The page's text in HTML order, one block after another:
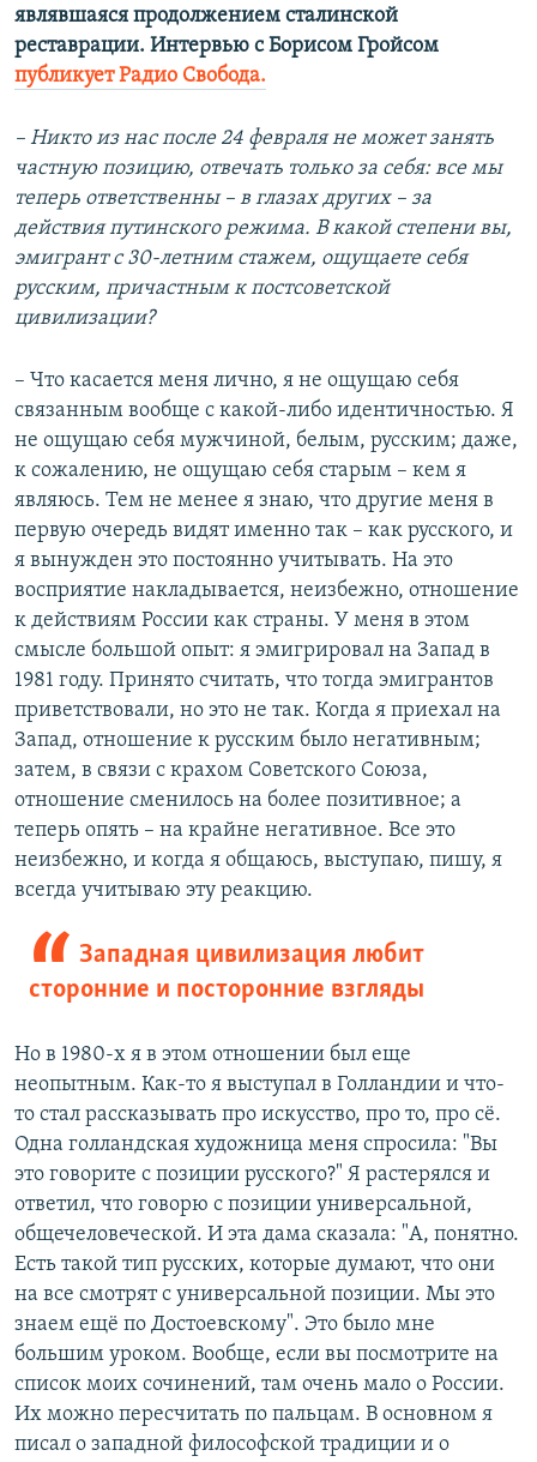
являвшаяся продолжением сталинской
реставрации. Интервью с Борисом Гройсом
публикует Радио Свобода.
– Никто из нас после 24 февраля не может занять
частную позицию, отвечать только за себя: все мы
теперь ответственны – в глазах других – за
действия путинского режима. В какой степени вы,
эмигрант с 30-летним стажем, ощущаете себя
русским, причастным к постсоветской
цивилизации?
– Что касается меня лично, я не ощущаю себя
связанным вообще с какой-либо идентичностью. Я
не ощущаю себя мужчиной, белым, русским; даже,
к сожалению, не ощущаю себя старым – кем я
являюсь. Тем не менее я знаю, что другие меня в
первую очередь видят именно так – как русского, и
я вынужден это постоянно учитывать. На это
восприятие накладывается, неизбежно, отношение
к действиям России как страны. У меня в этом
смысле большой опыт: я эмигрировал на Запад в
1981 году. Принято считать, что тогда эмигрантов
приветствовали, но это не так. Когда я приехал на
Запад, отношение к русским было негативным;
затем, в связи с крахом Советского Союза,
отношение сменилось на более позитивное; а
теперь опять – на крайне негативное. Все это
неизбежно, и когда я общаюсь, выступаю, пишу, я
всегда учитываю эту реакцию.
Западная цивилизация любит
сторонние и посторонние взгляды
Но в 1980-х я в этом отношении был еще
неопытным. Как-то я выступал в Голландии и что-
то стал рассказывать про искусство, про то, про сё.
Одна голландская художница меня спросила: "Вы
это говорите с позиции русского?" Я растерялся и
ответил, что говорю с позиции универсальной,
общечеловеческой. И эта дама сказала: "А, понятно.
Есть такой тип русских, которые думают, что они
на все смотрят с универсальной позиции. Мы это
знаем ещё по Достоевскому". Это было мне
большим уроком. Вообще, если вы посмотрите на
список моих сочинений, там очень мало о России.
Их можно пересчитать по пальцам. В основном я
писал о западной философской традиции и о